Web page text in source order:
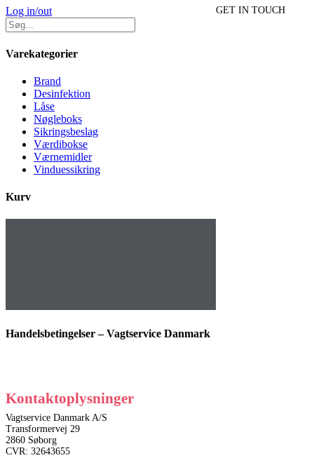
Log in/out
Varekategorier
Brand
Desinfektion
Låse
Nøgleboks
Sikringsbeslag
Værdibokse
Værnemidler
Vinduessikring
Kurv
Handelsbetingelser – Vagtservice Danmark
GET IN TOUCH
Kontaktoplysninger
Vagtservice Danmark A/S
Transformervej 29
2860 Søborg
CVR: 32643655